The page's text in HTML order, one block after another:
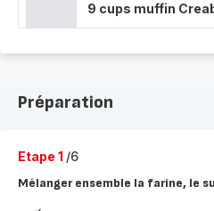
9 cups muffin
Préparation
Etape 1 /6
Mélanger ensemble la farine, le